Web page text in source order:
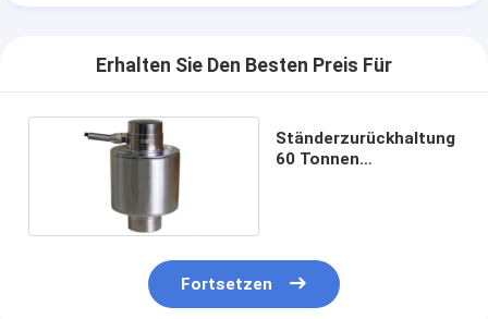
Erhalten Sie Den Besten Preis Für
Ständerzurückhaltung
60 Tonnen
Fortsetzen